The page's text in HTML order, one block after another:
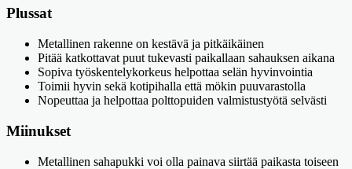
Plussat
Metallinen rakenne on kestävä ja pitkäikäinen
Pitää katkottavat puut tukevasti paikallaan sahauksen aikana
Sopiva työskentelykorkeus helpottaa selän hyvinvointia
Toimii hyvin sekä kotipihalla että mökin puuvarastolla
Nopeuttaa ja helpottaa polttopuiden valmistustyötä selvästi
Miinukset
Metallinen sahapukki voi olla painava siirtää paikasta toiseen